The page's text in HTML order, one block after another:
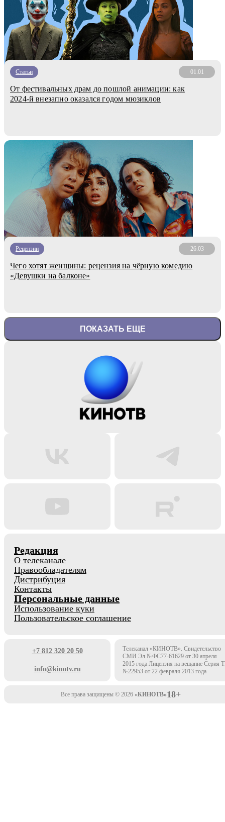
Статьи 01.01
От фестивальных драм до пошлой анимации: как
2024-й внезапно оказался годом мюзиклов
Рецензии 26.03
Чего хотят женщины: рецензия на чёрную комедию
«Девушки на балконе»
ПОКАЗАТЬ ЕЩЕ
Редакция
О телеканале
Правообладателям
Дистрибуция
Контакты
Персональные данные
Использование куки
Пользовательское соглашение
+7 812 320 20 50
info@kinotv.ru
Телеканал «КИНОТВ». Свидетельство
СМИ Эл №ФС77-61629 от 30 апреля
2015 года Лицензия на вещание Серия
№22953 от 22 февраля 2013 года
Все права защищены © 2026 «КИНОТВ»18+